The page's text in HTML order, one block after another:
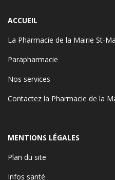
ACCUEIL
La Pharmacie de la Mairie St-
Parapharmacie
Nos services
Contactez la Pharmacie de la
MENTIONS LÉGALES
Plan du site
Infos santé